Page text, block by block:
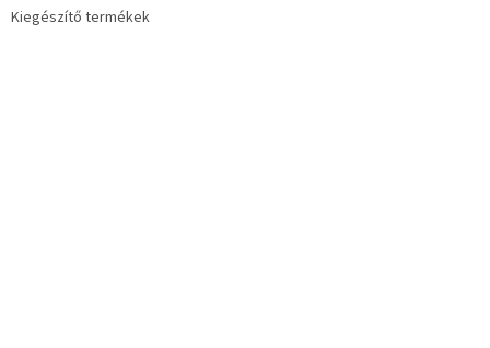
Kiegészítő termékek